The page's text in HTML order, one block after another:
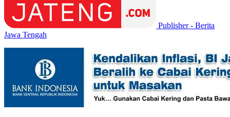
Publisher - Berita
Jawa Tengah